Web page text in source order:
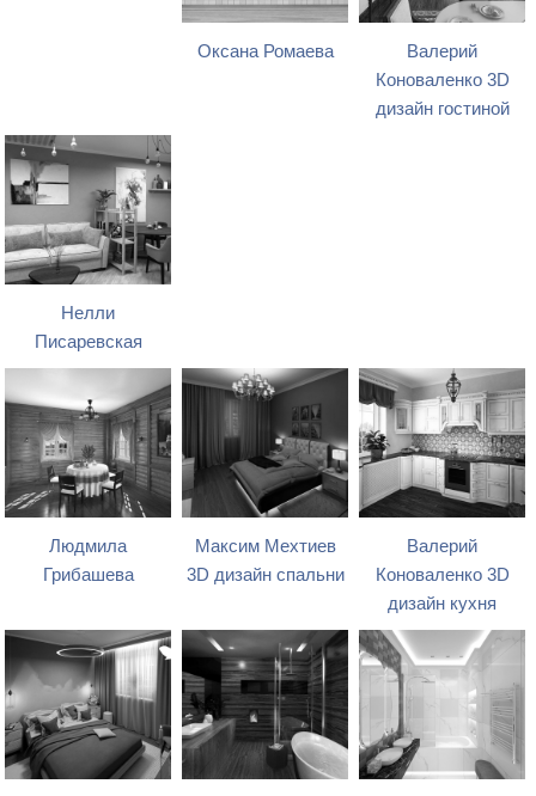
Оксана Ромаева
Валерий
Коноваленко 3D
дизайн гостиной
Нелли
Писаревская
Людмила
Грибашева
Максим Мехтиев
3D дизайн спальни
Валерий
Коноваленко 3D
дизайн кухня